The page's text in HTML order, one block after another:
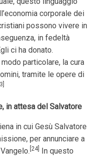
corporale dei
possono vivere in
in fedeltà
ci ha donato.
particolare, la cura
tramite le opere di
in attesa del Salvatore
in cui Gesù Salvatore
per annunciare a
[24]
In questo